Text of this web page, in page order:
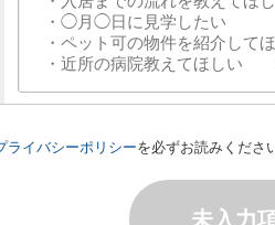
ライバシーポリシーを必ずお読みくださ
未入力